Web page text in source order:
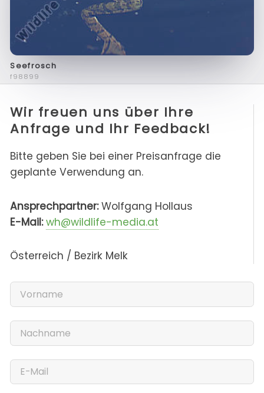
Seefrosch
f98899
Wir freuen uns über Ihre
Anfrage und Ihr Feedback!
Bitte geben Sie bei einer Preisanfrage die
geplante Verwendung an.
Ansprechpartner:Wolfgang Hollaus
E-Mail: wh@wildlife-media.at
Österreich / Bezirk Melk